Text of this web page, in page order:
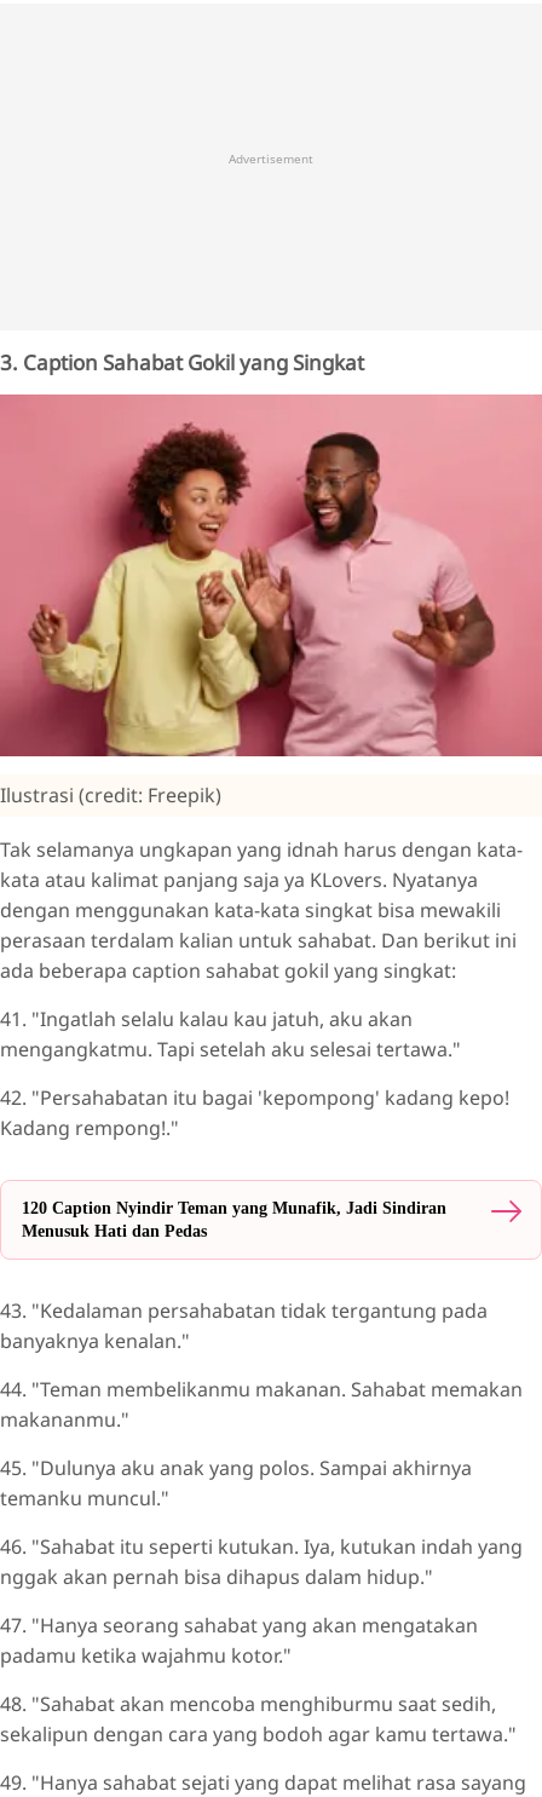
Advertisement
3. Caption Sahabat Gokil yang Singkat
Ilustrasi (credit: Freepik)
Tak selamanya ungkapan yang idnah harus dengan kata-
kata atau kalimat panjang saja ya KLovers. Nyatanya
dengan menggunakan kata-kata singkat bisa mewakili
perasaan terdalam kalian untuk sahabat. Dan berikut ini
ada beberapa caption sahabat gokil yang singkat:
41. "Ingatlah selalu kalau kau jatuh, aku akan
mengangkatmu. Tapi setelah aku selesai tertawa."
42. "Persahabatan itu bagai 'kepompong' kadang kepo!
Kadang rempong!."
120 Caption Nyindir Teman yang Munafik, Jadi Sindiran
Menusuk Hati dan Pedas
43. "Kedalaman persahabatan tidak tergantung pada
banyaknya kenalan."
44. "Teman membelikanmu makanan. Sahabat memakan
makananmu."
45. "Dulunya aku anak yang polos. Sampai akhirnya
temanku muncul."
46. "Sahabat itu seperti kutukan. Iya, kutukan indah yang
nggak akan pernah bisa dihapus dalam hidup."
47. "Hanya seorang sahabat yang akan mengatakan
padamu ketika wajahmu kotor."
48. "Sahabat akan mencoba menghiburmu saat sedih,
sekalipun dengan cara yang bodoh agar kamu tertawa."
49. "Hanya sahabat sejati yang dapat melihat rasa sayang